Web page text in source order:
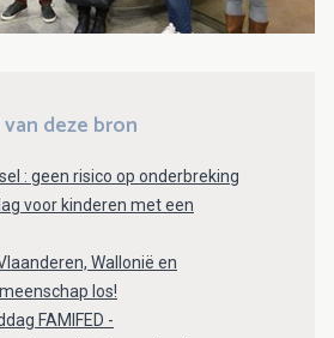
deze bron
: geen risico op onderbreking
voor kinderen met een
Wallonië en
los!
FAMIFED -